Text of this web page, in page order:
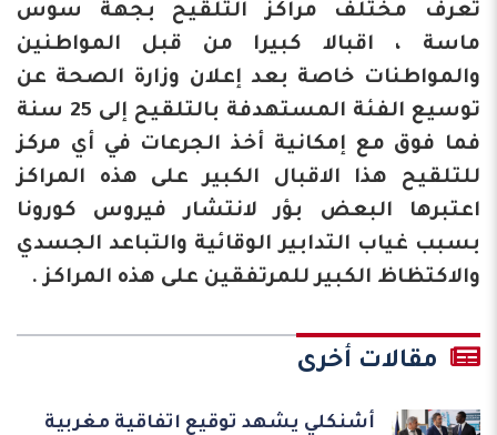
تعرف مختلف مراكز التلقيح بجهة سوس
ماسة ، اقبالا كبيرا من قبل المواطنين
والمواطنات خاصة بعد إعلان وزارة الصحة عن
توسيع الفئة المستهدفة بالتلقيح إلى 25 سنة
فما فوق مع إمكانية أخذ الجرعات في أي مركز
للتلقيح هذا الاقبال الكبير على هذه المراكز
اعتبرها البعض بؤر لانتشار فيروس كورونا
بسبب غياب التدابير الوقائية والتباعد الجسدي
والاكتظاظ الكبير للمرتفقين على هذه المراكز .
مقالات أخرى
أشنكلي يشهد توقيع اتفاقية مغربية